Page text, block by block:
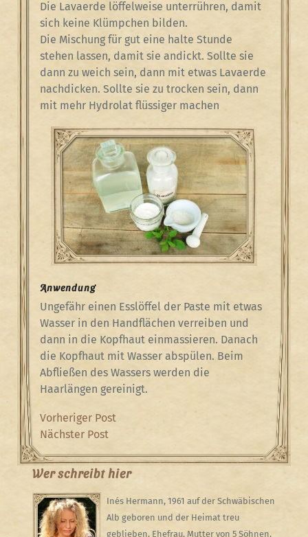
Die Lavaerde löffelweise unterrühren, damit
sich keine Klümpchen bilden.
Die Mischung für gut eine halte Stunde
stehen lassen, damit sie andickt. Sollte sie
dann zu weich sein, dann mit etwas Lavaerde
nachdicken. Sollte sie zu trocken sein, dann
mit mehr Hydrolat flüssiger machen
Anwendung
Ungefähr einen Esslöffel der Paste mit etwas
Wasser in den Handflächen verreiben und
dann in die Kopfhaut einmassieren. Danach
die Kopfhaut mit Wasser abspülen. Beim
Abfließen des Wassers werden die
Haarlängen gereinigt.
Beitragsnavigation
Previous
Post
Vorheriger Post
Next
Post
Nächster Post
Wer schreibt hier
Inés Hermann, 1961 auf der Schwäbischen
Alb geboren und der Heimat treu
geblieben, Ehefrau, Mutter von 5 Söhnen,